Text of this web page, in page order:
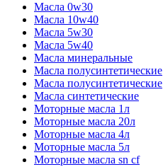
Масла 0w30
Масла 10w40
Масла 5w30
Масла 5w40
Масла минеральные
Масла полусинтетические
Масла полусинтетические
Масла синтетические
Моторные масла 1л
Моторные масла 20л
Моторные масла 4л
Моторные масла 5л
Моторные масла sn cf